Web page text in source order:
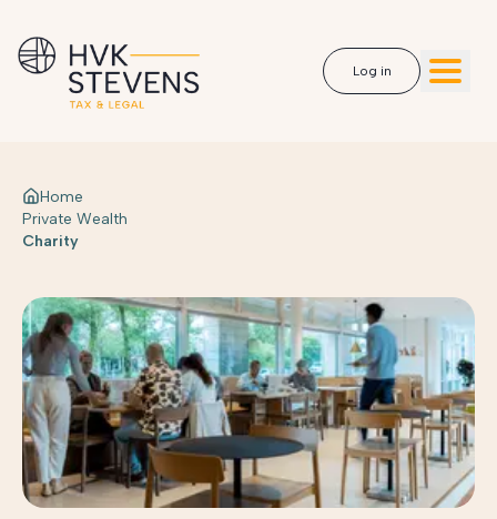
Log in
Home
Private Wealth
Charity